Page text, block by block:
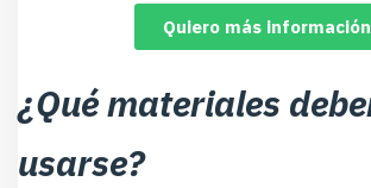
Quiero más información
¿Qué materiales
usarse?